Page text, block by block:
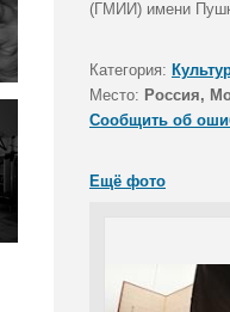
(ГМИИ) имени
Категория:
Место: Россия,
Сообщить об
Ещё фото